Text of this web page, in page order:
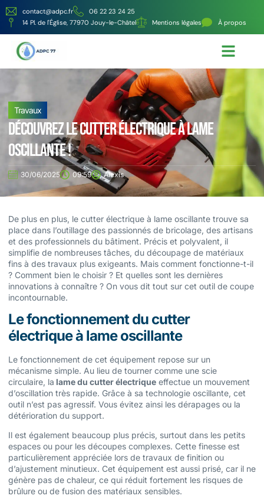
contact@adpc.fr
06 22 23 24 25
14 Pl. de l'Église, 77970 Jouy-le-Châtel
Mentions légales À propos
Travaux
Découvrez le cutter électrique à lame
oscillante !
30/06/2025 09:59 Alexis
De plus en plus, le cutter électrique à lame oscillante trouve sa
place dans l’outillage des passionnés de bricolage, des artisans
et des professionnels du bâtiment. Précis et polyvalent, il
simplifie de nombreuses tâches, du découpage de matériaux
fins à des travaux plus exigeants. Mais comment fonctionne-t-il
? Comment bien le choisir ? Et quelles sont les dernières
innovations à connaître ? On vous dit tout sur cet outil de coupe
incontournable.
Le fonctionnement du cutter
électrique à lame oscillante
Le fonctionnement de cet équipement repose sur un
mécanisme simple. Au lieu de tourner comme une scie
circulaire, la lame du cutter électrique effectue un mouvement
d’oscillation très rapide. Grâce à sa technologie oscillante, cet
outil n’est pas agressif. Vous évitez ainsi les dérapages ou la
détérioration du support.
Il est également beaucoup plus précis, surtout dans les petits
espaces ou pour les découpes complexes. Cette finesse est
particulièrement appréciée lors de travaux de finition ou
d’ajustement minutieux. Cet équipement est aussi prisé, car il ne
génère pas de chaleur, ce qui réduit fortement les risques de
brûlure ou de fusion des matériaux sensibles.